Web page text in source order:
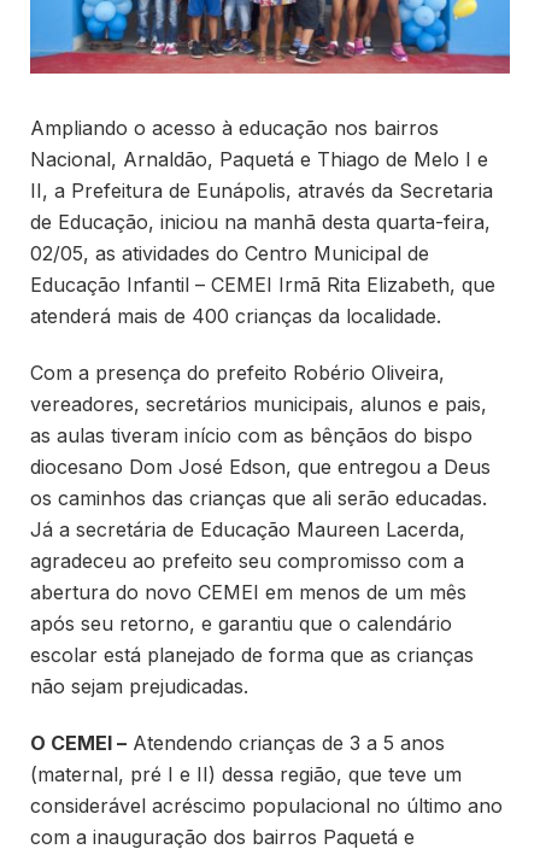
Ampliando o acesso à educação nos bairros
Nacional, Arnaldão, Paquetá e Thiago de Melo I e
II, a Prefeitura de Eunápolis, através da Secretaria
de Educação, iniciou na manhã desta quarta-feira,
02/05, as atividades do Centro Municipal de
Educação Infantil – CEMEI Irmã Rita Elizabeth, que
atenderá mais de 400 crianças da localidade.
Com a presença do prefeito Robério Oliveira,
vereadores, secretários municipais, alunos e pais,
as aulas tiveram início com as bênçãos do bispo
diocesano Dom José Edson, que entregou a Deus
os caminhos das crianças que ali serão educadas.
Já a secretária de Educação Maureen Lacerda,
agradeceu ao prefeito seu compromisso com a
abertura do novo CEMEI em menos de um mês
após seu retorno, e garantiu que o calendário
escolar está planejado de forma que as crianças
não sejam prejudicadas.
O CEMEI – Atendendo crianças de 3 a 5 anos
(maternal, pré I e II) dessa região, que teve um
considerável acréscimo populacional no último ano
com a inauguração dos bairros Paquetá e